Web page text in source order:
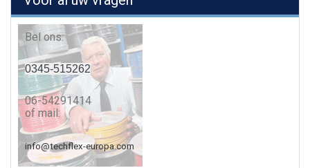
Bel ons:
0345-515262
06-54291414
of mail:
info@techflex-europa.com